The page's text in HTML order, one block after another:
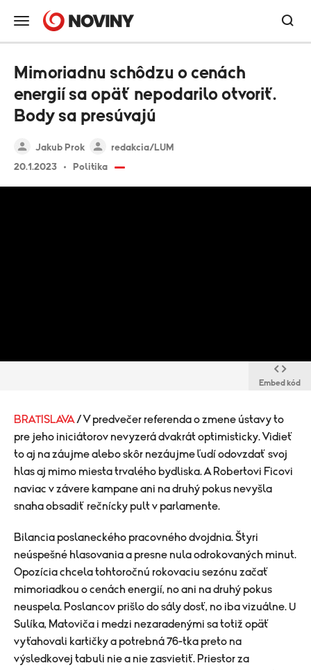
Jakub Prok
redakcia/LUM
20.1.2023
Politika
Mimoriadnu schôdzu o cenách
energií sa opäť nepodarilo otvoriť.
Body sa presúvajú
Embed kód
BRATISLAVA / V predvečer referenda o zmene ústavy to
pre jeho iniciátorov nevyzerá dvakrát optimisticky. Vidieť
to aj na záujme alebo skôr nezáujme ľudí odovzdať svoj
hlas aj mimo miesta trvalého bydliska. A Robertovi Ficovi
naviac v závere kampane ani na druhý pokus nevyšla
snaha obsadiť rečnícky pult v parlamente.
​Bilancia poslaneckého pracovného dvojdnia. Štyri
neúspešné hlasovania a presne nula odrokovaných minut.
Opozícia chcela tohtoročnú rokovaciu sezónu začať
mimoriadkou o cenách energií, no ani na druhý pokus
neuspela. Poslancov prišlo do sály dosť, no iba vizuálne. U
Sulíka, Matoviča i medzi nezaradenými sa totiž opäť
vyťahovali kartičky a potrebná 76-tka preto na
výsledkovej tabuli nie a nie zasvietiť. Priestor za